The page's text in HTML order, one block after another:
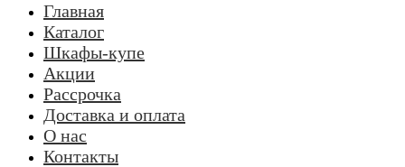
Главная
Каталог
Шкафы-купе
Акции
Рассрочка
Доставка и оплата
О нас
Контакты